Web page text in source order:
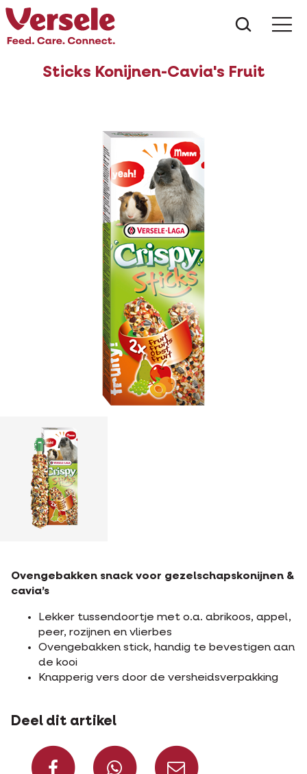
Sticks Konijnen-Cavia's Fruit
Ovengebakken snack voor gezelschapskonijnen &
cavia’s
Lekker tussendoortje met o.a. abrikoos, appel,
peer, rozijnen en vlierbes
Ovengebakken stick, handig te bevestigen aan
de kooi
Knapperig vers door de versheidsverpakking
Deel dit artikel
Deel op Facebook
Deel via